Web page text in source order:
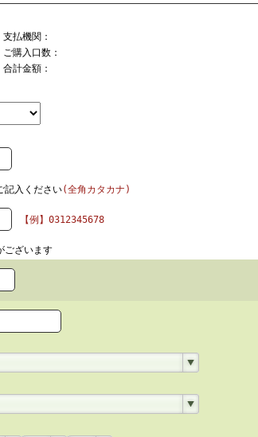
支払機関：
ご購入口数：
合計金額：
記入ください(全角カタカナ)
【例】0312345678
ございます